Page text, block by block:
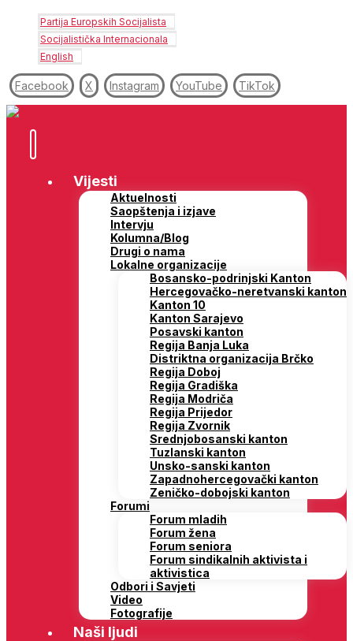
Partija Europskih Socijalista
Socijalistička Internacionala
English
Facebook X Instagram YouTube TikTok
Vijesti
Aktuelnosti
Saopštenja i izjave
Intervju
Kolumna/Blog
Drugi o nama
Lokalne organizacije
Bosansko-podrinjski Kanton
Hercegovačko-neretvanski kanton
Kanton 10
Kanton Sarajevo
Posavski kanton
Regija Banja Luka
Distriktna organizacija Brčko
Regija Doboj
Regija Gradiška
Regija Modriča
Regija Prijedor
Regija Zvornik
Srednjobosanski kanton
Tuzlanski kanton
Unsko-sanski kanton
Zapadnohercegovački kanton
Zeničko-dobojski kanton
Forumi
Forum mladih
Forum žena
Forum seniora
Forum sindikalnih aktivista i
aktivistica
Odbori i Savjeti
Video
Fotografije
Naši ljudi